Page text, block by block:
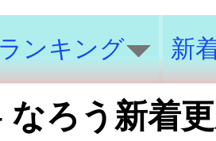
ンキング 新
なろう新着